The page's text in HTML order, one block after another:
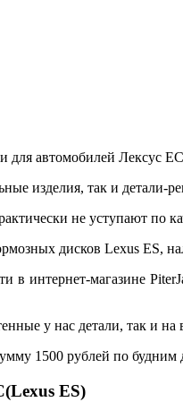
автомобилей Лексус
изделия, так и детали-
не уступают по
дисков Lexus ES,
в интернет-магазине
у нас детали, так и
1500 рублей по будним
ES)